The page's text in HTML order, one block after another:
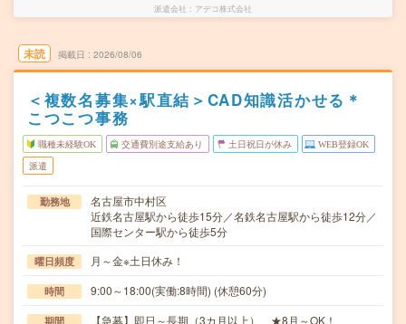
派遣会社 アデコ株式会社
未読 掲載日 2026/08/06
＜複数名募集×駅直結＞CAD知識活かせる＊
こつこつ事務
職種未経験OK 交通費別途支給あり 土日祝日が休み WEB登録OK
派遣
勤務地
名古屋市中村区
近鉄名古屋駅から徒歩15分／名鉄名古屋駅から徒歩12分／
国際センター駅から徒歩5分
曜日頻度 月～金※土日休み！
時間 9:00～18:00(実働:8時間) (休憩60分)
期間 【急募】即日～長期（3カ月以上） ★8月～OK！